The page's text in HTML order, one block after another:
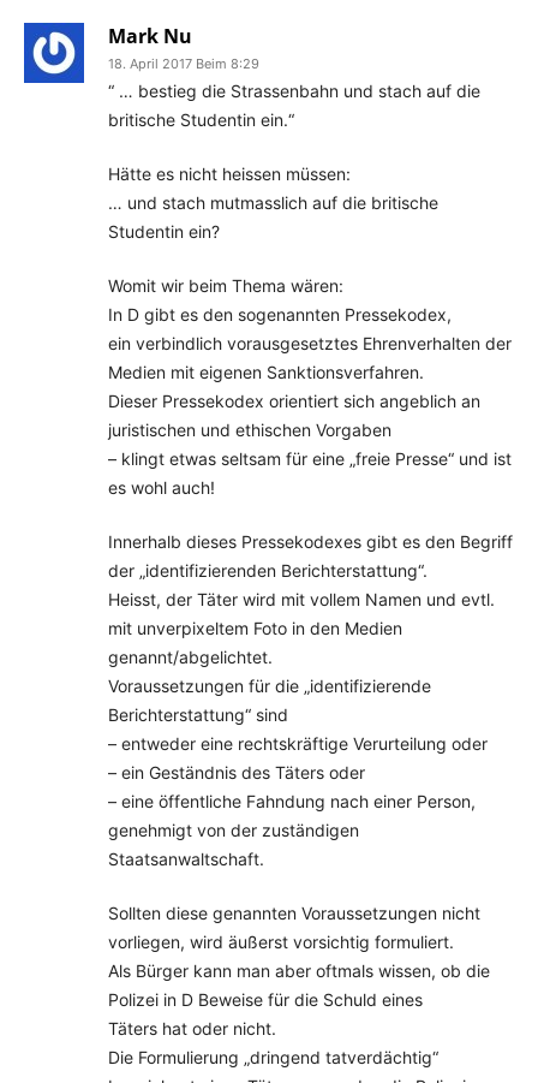
Mark Nu
18. April 2017 Beim 8:29
“ … bestieg die Strassenbahn und stach auf die
britische Studentin ein.“
Hätte es nicht heissen müssen:
… und stach mutmasslich auf die britische
Studentin ein?
Womit wir beim Thema wären:
In D gibt es den sogenannten Pressekodex,
ein verbindlich vorausgesetztes Ehrenverhalten der
Medien mit eigenen Sanktionsverfahren.
Dieser Pressekodex orientiert sich angeblich an
juristischen und ethischen Vorgaben
– klingt etwas seltsam für eine „freie Presse“ und ist
es wohl auch!
Innerhalb dieses Pressekodexes gibt es den Begriff
der „identifizierenden Berichterstattung“.
Heisst, der Täter wird mit vollem Namen und evtl.
mit unverpixeltem Foto in den Medien
genannt/abgelichtet.
Voraussetzungen für die „identifizierende
Berichterstattung“ sind
– entweder eine rechtskräftige Verurteilung oder
– ein Geständnis des Täters oder
– eine öffentliche Fahndung nach einer Person,
genehmigt von der zuständigen
Staatsanwaltschaft.
Sollten diese genannten Voraussetzungen nicht
vorliegen, wird äußerst vorsichtig formuliert.
Als Bürger kann man aber oftmals wissen, ob die
Polizei in D Beweise für die Schuld eines
Täters hat oder nicht.
Die Formulierung „dringend tatverdächtig“